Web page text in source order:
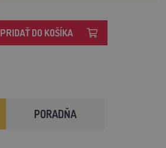
PRIDAŤ DO KOŠÍKA
PORADŇA